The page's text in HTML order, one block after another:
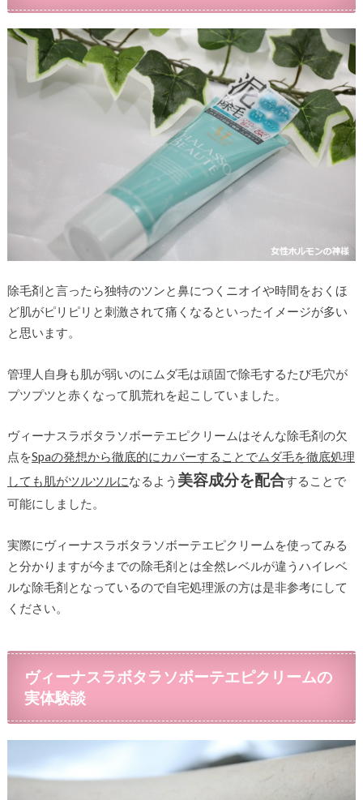
除毛剤と言ったら独特のツンと鼻につくニオイや時間をおくほ
ど肌がピリピリと刺激されて痛くなるといったイメージが多い
と思います。
管理人自身も肌が弱いのにムダ毛は頑固で除毛するたび毛穴が
プツプツと赤くなって肌荒れを起こしていました。
ヴィーナスラボタラソボーテエピクリームはそんな除毛剤の欠
点をSpaの発想から徹底的にカバーすることでムダ毛を徹底処理
しても肌がツルツルになるよう 美容成分を配合することで
可能にしました。
実際にヴィーナスラボタラソボーテエピクリームを使ってみる
と分かりますが今までの除毛剤とは全然レベルが違うハイレベ
ルな除毛剤となっているので自宅処理派の方は是非参考にして
ください。
ヴィーナスラボタラソボーテエピクリームの
実体験談